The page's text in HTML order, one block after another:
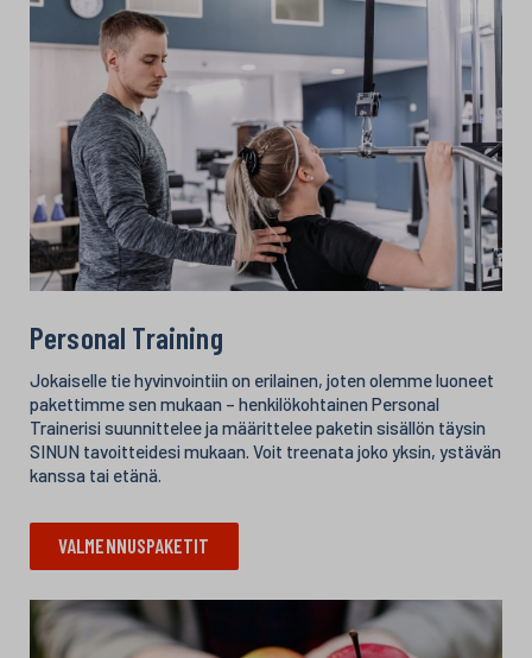
Personal Training
Jokaiselle tie hyvinvointiin on erilainen, joten olemme luoneet
pakettimme sen mukaan – henkilökohtainen Personal
Trainerisi suunnittelee ja määrittelee paketin sisällön täysin
SINUN tavoitteidesi mukaan. Voit treenata joko yksin, ystävän
kanssa tai etänä.
VALMENNUSPAKETIT